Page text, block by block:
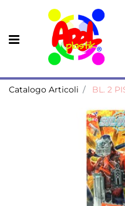
Open menu
Catalogo Articoli BL. 2